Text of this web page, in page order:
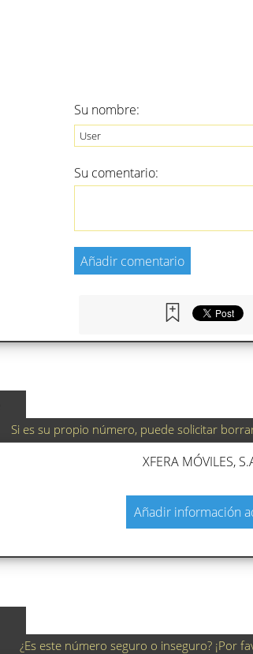
Su nombre:
Su comentario:
Si es su propio número, puede solicitar
XFERA MÓVILES,
Añadir información
¿Es este número seguro o inseguro? ¡Por